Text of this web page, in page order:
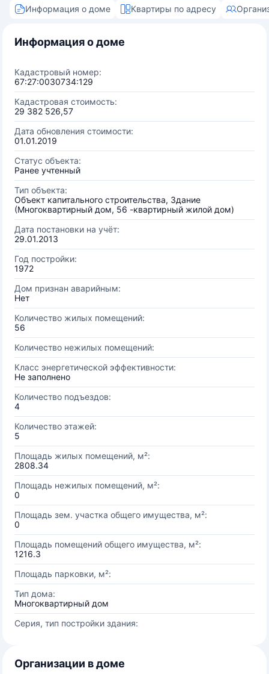
Информация о доме Квартиры по адресу
Информация о доме
Кадастровый номер:
67:27:0030734:129
Кадастровая стоимость:
29 382 526,57
Дата обновления стоимости:
01.01.2019
Статус объекта:
Ранее учтенный
Тип объекта:
Объект капитального строительства, Здание
(Многоквартирный дом, 56 -квартирный жилой дом)
Дата постановки на учёт:
29.01.2013
Год постройки:
1972
Дом признан аварийным:
Нет
Количество жилых помещений:
56
Количество нежилых помещений:
Класс энергетической эффективности:
Не заполнено
Количество подъездов:
4
Количество этажей:
5
Площадь жилых помещений, м²:
2808.34
Площадь нежилых помещений, м²:
0
Площадь зем. участка общего имущества, м²:
0
Площадь помещений общего имущества, м²:
1216.3
Площадь парковки, м²:
Тип дома:
Многоквартирный дом
Серия, тип постройки здания:
Организации в доме